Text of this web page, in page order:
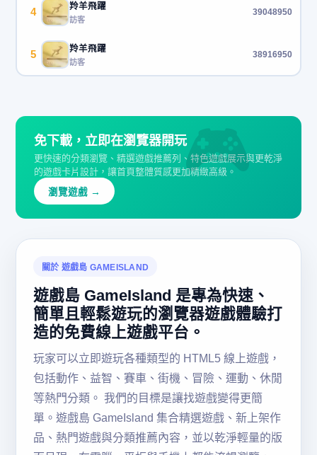
4 羚羊飛躍
訪客
39048950
5 羚羊飛躍
訪客
38916950
🎮
免下載，立即在瀏覽器開玩
更快速的分類瀏覽、精選遊戲推薦列、特色遊戲展示與更乾淨
的遊戲卡片設計，讓首頁整體質感更加精緻高級。
瀏覽遊戲 →
關於 遊戲島 GAMEISLAND
遊戲島 GameIsland 是專為快速、
簡單且輕鬆遊玩的瀏覽器遊戲體驗打
造的免費線上遊戲平台。
玩家可以立即遊玩各種類型的 HTML5 線上遊戲，
包括動作、益智、賽車、街機、冒險、運動、休閒
等熱門分類。 我們的目標是讓找遊戲變得更簡
單。遊戲島 GameIsland 集合精選遊戲、新上架作
品、熱門遊戲與分類推薦內容，並以乾淨輕量的版